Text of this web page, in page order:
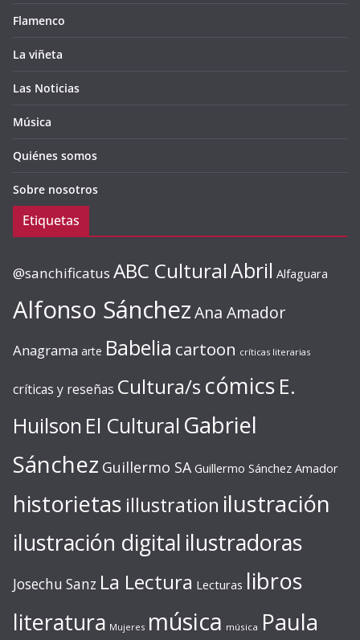
Flamenco
La viñeta
Las Noticias
Música
Quiénes somos
Sobre nosotros
Etiquetas
@sanchificatus ABC CulturalAbril Alfaguara
Alfonso SánchezAna Amador
Anagrama arte Babelia cartoon críticas literarias
críticas y reseñas Cultura/s cómics E.
Huilson El Cultural Gabriel
Sánchez Guillermo SA Guillermo Sánchez Amador
historietas illustration ilustración
ilustración digital ilustradoras
Josechu Sanz La Lectura Lecturas libros
literatura Mujeres música música Paula